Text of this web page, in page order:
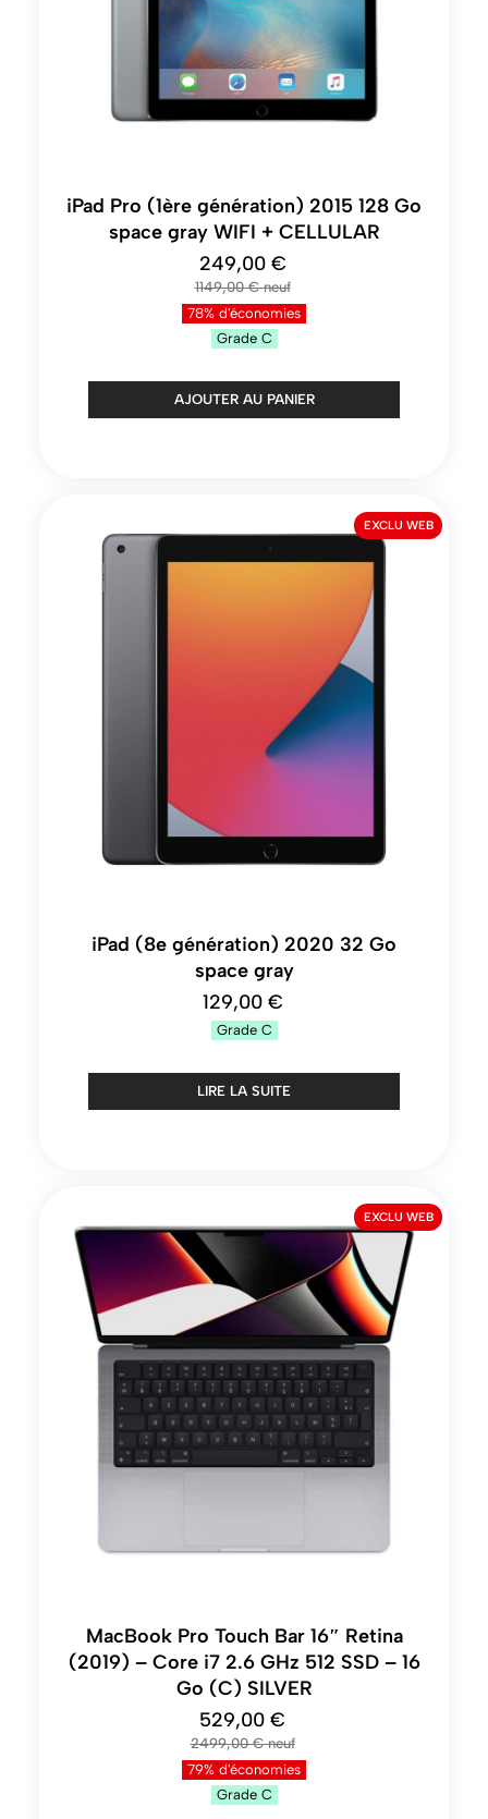
iPad Pro (1ère génération) 2015 128 Go
space gray WIFI + CELLULAR
249,00 €
1149,00 €
78% d'économies
Grade C
AJOUTER AU PANIER
EXCLU WEB
iPad (8e génération) 2020 32 Go
space gray
129,00 €
Grade C
LIRE LA SUITE
EXCLU WEB
MacBook Pro Touch Bar 16″ Retina
(2019) – Core i7 2.6 GHz 512 SSD – 16
Go (C) SILVER
529,00 €
2499,00 €
79% d'économies
Grade C